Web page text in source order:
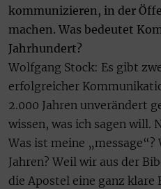
kommunizieren, in der
machen. Was bedeutet
Jahrhundert?
Wolfgang Stock: Es gibt
erfolgreicher
2.000 Jahren unverändert
wissen, was ich sagen will.
Was ist meine
Jahren? Weil wir aus der
die Apostel eine ganz klare